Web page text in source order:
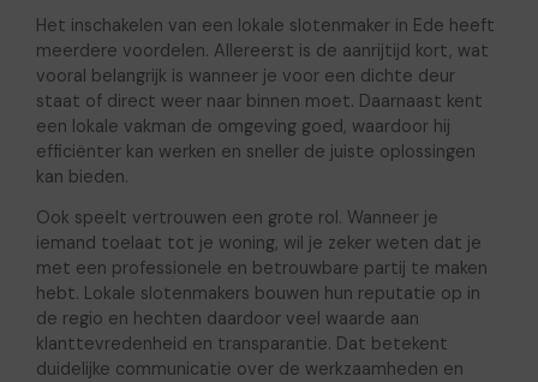
Het inschakelen van een lokale slotenmaker in Ede heeft
meerdere voordelen. Allereerst is de aanrijtijd kort, wat
vooral belangrijk is wanneer je voor een dichte deur
staat of direct weer naar binnen moet. Daarnaast kent
een lokale vakman de omgeving goed, waardoor hij
efficiënter kan werken en sneller de juiste oplossingen
kan bieden.
Ook speelt vertrouwen een grote rol. Wanneer je
iemand toelaat tot je woning, wil je zeker weten dat je
met een professionele en betrouwbare partij te maken
hebt. Lokale slotenmakers bouwen hun reputatie op in
de regio en hechten daardoor veel waarde aan
klanttevredenheid en transparantie. Dat betekent
duidelijke communicatie over de werkzaamheden en